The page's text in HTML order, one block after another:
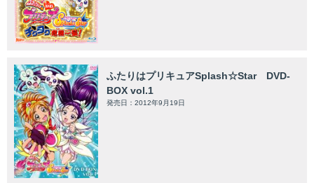
ふたりはプリキュアSplash☆Star DVD-
BOX vol.1
発売日：2012年9月19日